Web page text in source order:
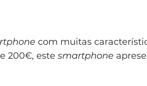
com muitas
200€, este smartphone